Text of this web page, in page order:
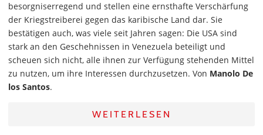
besorgniserregend und stellen eine ernsthafte Verschärfung
der Kriegstreiberei gegen das karibische Land dar. Sie
bestätigen auch, was viele seit Jahren sagen: Die USA sind
stark an den Geschehnissen in Venezuela beteiligt und
scheuen sich nicht, alle ihnen zur Verfügung stehenden Mittel
zu nutzen, um ihre Interessen durchzusetzen. Von Manolo De
los Santos.
WEITERLESEN